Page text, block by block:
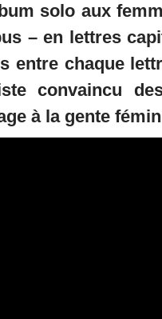
solo aux
– en lettres
entre chaque
convaincu
à la gente